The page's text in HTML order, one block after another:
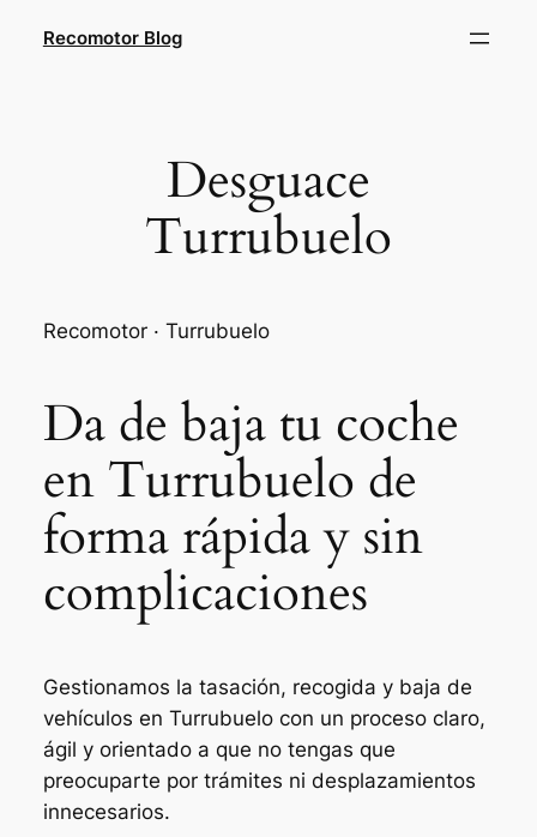
Recomotor Blog
Desguace
Turrubuelo
Recomotor · Turrubuelo
Da de baja tu coche
en Turrubuelo de
forma rápida y sin
complicaciones
Gestionamos la tasación, recogida y baja de
vehículos en Turrubuelo con un proceso claro,
ágil y orientado a que no tengas que
preocuparte por trámites ni desplazamientos
innecesarios.